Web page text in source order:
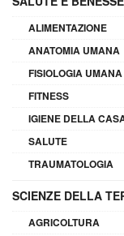
ALIMENTAZIONE
ANATOMIA UMANA
FISIOLOGIA UMANA
FITNESS
IGIENE DELLA
SALUTE
TRAUMATOLOGIA
SCIENZE DELLA
AGRICOLTURA